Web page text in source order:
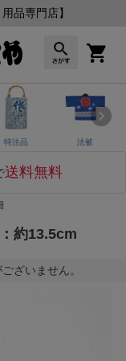
品専門店】
特注品 法被
送料無料
約13.5cm
ざいません。